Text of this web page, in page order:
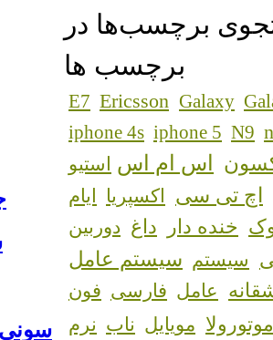
سوني
برچسب ها
E7 Ericsson Galaxy
iphone 4s iphone 5 N9
اس ام اس استیو
اچ تی سی اکسپریا ایام
خنده دار داغ دوربین
سیستم سیستم عامل
عامل فارسی فون
موتورولا مویایل ناب نرم